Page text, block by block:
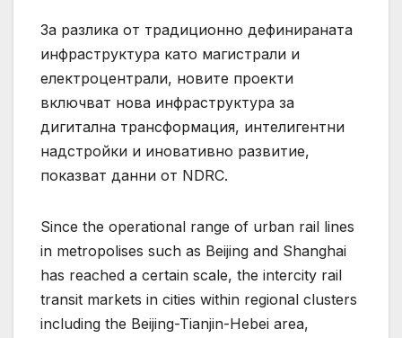
За разлика от традиционно дефинираната
инфраструктура като магистрали и
електроцентрали, новите проекти
включват нова инфраструктура за
дигитална трансформация, интелигентни
надстройки и иновативно развитие,
показват данни от NDRC.
Since the operational range of urban rail lines
in metropolises such as Beijing and Shanghai
has reached a certain scale, the intercity rail
transit markets in cities within regional clusters
including the Beijing-Tianjin-Hebei area,